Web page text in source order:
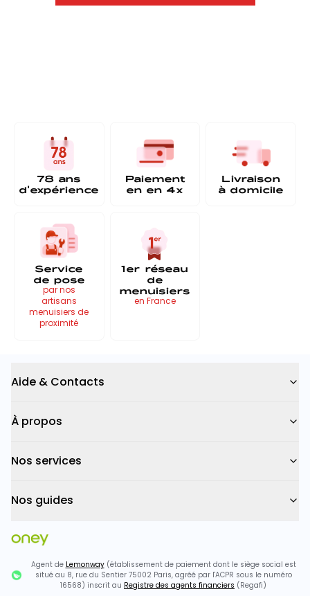
78 ans
d'expérience
Paiement
en en 4x
Livraison
à domicile
Service
de pose
par nos
artisans
menuisiers de
proximité
1er réseau
de
menuisiers
en France
Aide & Contacts
À propos
Nos services
Nos guides
Agent de Lemonway(établissement de paiement dont le siège social est
situé au 8, rue du Sentier 75002 Paris, agréé par l'ACPR sous le numéro
16568) inscrit au Registre des agents financiers (Regafi)